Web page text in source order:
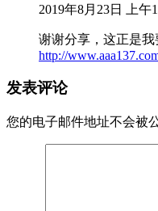
2019年8月23日 上午
谢谢分享，这正是
http://
发表评论
您的电子邮件地址不会被